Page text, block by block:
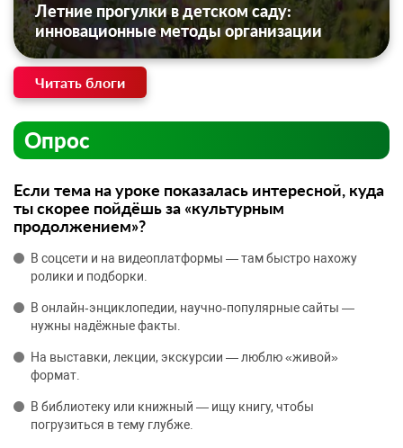
Летние прогулки в детском саду:
инновационные методы организации
Читать блоги
Опрос
Если тема на уроке показалась интересной, куда
ты скорее пойдёшь за «культурным
продолжением»?
В соцсети и на видеоплатформы — там быстро нахожу
ролики и подборки.
В онлайн‑энциклопедии, научно‑популярные сайты —
нужны надёжные факты.
На выставки, лекции, экскурсии — люблю «живой»
формат.
В библиотеку или книжный — ищу книгу, чтобы
погрузиться в тему глубже.